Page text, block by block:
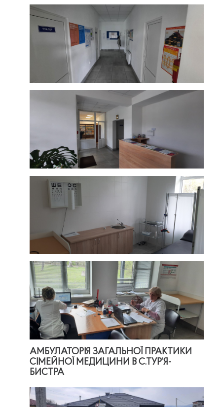
АМБУЛАТОРІЯ ЗАГАЛЬНОЇ ПРАКТИКИ
СІМЕЙНОЇ МЕДИЦИНИ В С.ТУР’Я-
БИСТРА